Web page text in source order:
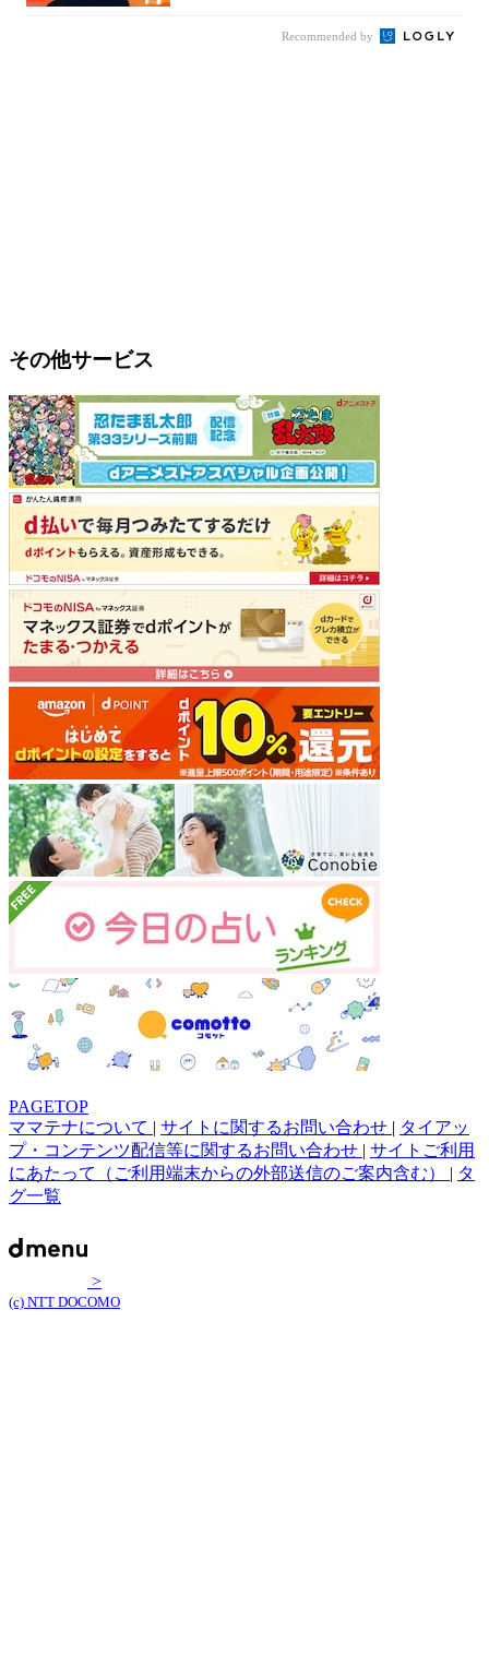
Recommended by
その他サービス
PAGETOP
ママテナについて | サイトに関するお問い合わせ | タイアッ
プ・コンテンツ配信等に関するお問い合わせ | サイトご利用
にあたって（ご利用端末からの外部送信のご案内含む） | タ
グ一覧
>
(c) NTT DOCOMO